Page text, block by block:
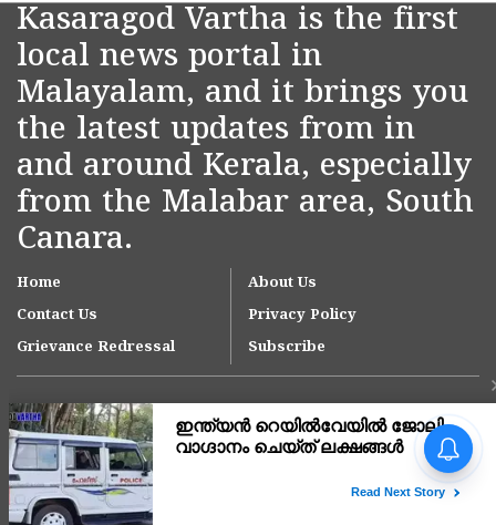
Kasaragod Vartha is the first
local news portal in
Malayalam, and it brings you
the latest updates from in
and around Kerala, especially
from the Malabar area, South
Canara.
Home
About Us
Contact Us
Privacy Policy
Grievance Redressal
Subscribe
Copyright © 2007-